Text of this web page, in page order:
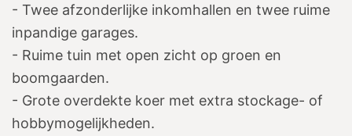
- Twee afzonderlijke inkomhallen en twee ruime
inpandige garages.
- Ruime tuin met open zicht op groen en
boomgaarden.
- Grote overdekte koer met extra stockage- of
hobbymogelijkheden.